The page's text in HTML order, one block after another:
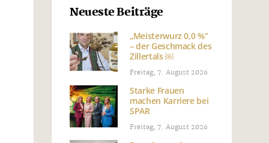
Neueste Beiträge
„Meisterwurz 0,0 %“
– der Geschmack des
Zillertals ￼
Freitag, 7. August 2026
Starke Frauen
machen Karriere bei
SPAR
Freitag, 7. August 2026